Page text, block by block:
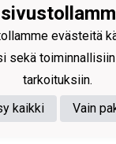
evästeitä
sekä
tarkoituksiin.
kaikki
Vain